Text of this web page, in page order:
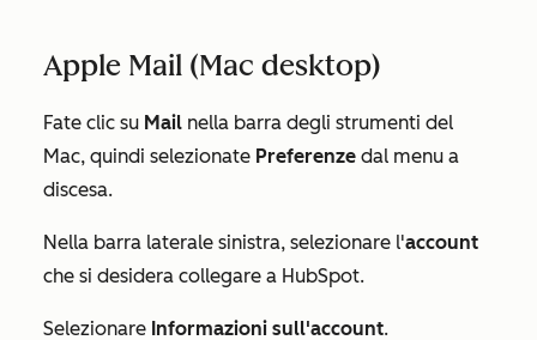
Apple Mail (Mac desktop)
Fate clic su Mail nella barra degli strumenti del
Mac, quindi selezionate Preferenze dal menu a
discesa.
Nella barra laterale sinistra, selezionare l'account
che si desidera collegare a HubSpot.
Selezionare Informazioni sull'account.